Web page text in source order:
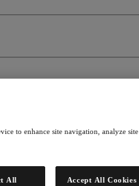
to enhance site navigation, analyze site
All Accept All Cookies